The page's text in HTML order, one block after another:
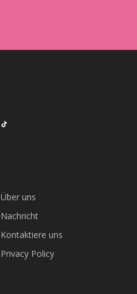
Über uns
Nachricht
Kontaktiere uns
Privacy Policy